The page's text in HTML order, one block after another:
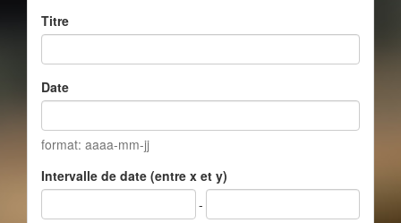
Titre
Date
format: aaaa-mm-jj
Intervalle de date (entre x et y)
-